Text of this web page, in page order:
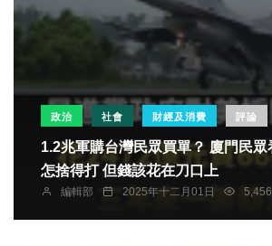
政治 社會 財經及消費 評論
1.2兆軍購台灣民眾買單？ 廈門民
怎捨得打 但錢該花在刀口上
編輯部 2025年十二月01日